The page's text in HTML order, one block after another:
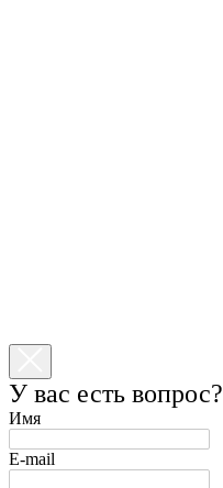
У вас есть вопрос?
Имя
E-mail